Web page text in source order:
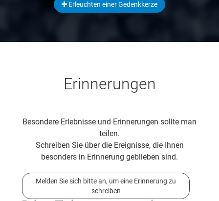
Erleuchten einer Gedenkkerze
Erinnerungen
Besondere Erlebnisse und Erinnerungen sollte man
teilen.
Schreiben Sie über die Ereignisse, die Ihnen
besonders in Erinnerung geblieben sind.
Melden Sie sich bitte an, um eine Erinnerung zu
schreiben